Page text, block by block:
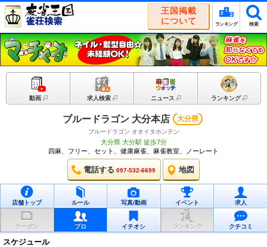
王国掲載
について
ランキング 検索
動画 求人検索 ニュース ランキング
ブルードラゴン 大分本店 大分県
ブルードラゴン オオイタホンテン
大分県 大分駅 徒歩7分
四麻、フリー、セット、健康麻雀、麻雀教室、ノーレート
電話する 097-532-6699 地図
店舗トップ ルール 写真/動画 イベント 求人
クーポン プロ イチオシ ランキング クチコミ
スケジュール